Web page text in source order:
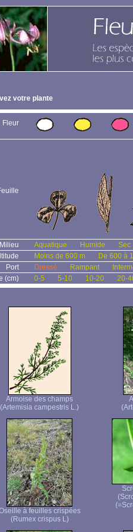
votre plante
Fleur
Milieu Aquatique Humide
Sec
Moins de 600 m
De 600 à
Port
Dressé Rampant
(cm)
0-5 5-10 10-20 20-
Armoise des champs
(Artemisia campestris L.)
à feuilles crispées
(Rumex crispus L)